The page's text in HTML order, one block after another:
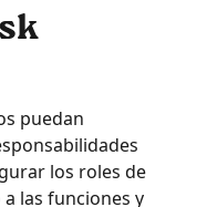
puedan
los roles de
las funciones y